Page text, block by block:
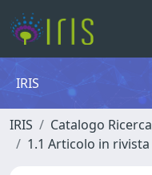
IRIS
IRIS Catalogo Ricerca
1.1 Articolo in rivista